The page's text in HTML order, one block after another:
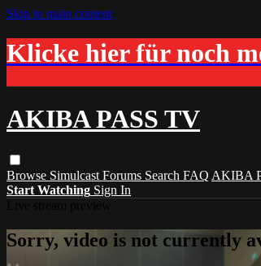
Skip to main content
Klicke hier für noch
AKIBA PASS TV
Browse Simulcast Forums Search FAQ AKIBA
Start Watching Sign In
Sorry, video is not currently